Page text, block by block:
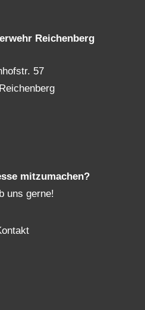
Reichenberg
57
mitzumachen?
uns gerne!